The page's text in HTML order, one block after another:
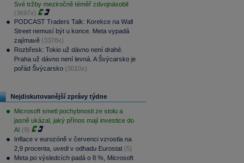
Své tržby meziročně téměř zdvojnásobil
(3697x)
PODCAST Traders Talk: Korekce na Wall
Street nemusí být u konce. Meta vypadá
zajímavě (3378x)
Rozbřesk: Tokio už dávno není drahé.
Praha už dávno není levná. A Švýcarsko je
pořád Švýcarsko (3010x)
Nejdiskutovanější zprávy týdne
Microsoft smetl pochybnosti ze stolu a
jasně ukázal, jaký přínos mají investice do
AI (9)
Inflace v eurozóně v červenci vzrostla na
2,9 procenta, uvedl v odhadu Eurostat (5)
Meta po výsledcích padá o 8 %, Microsoft